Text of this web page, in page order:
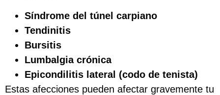
Síndrome del túnel carpiano
Tendinitis
Bursitis
Lumbalgia crónica
Epicondilitis lateral (codo de tenista)
Estas afecciones pueden afectar gravemente tu